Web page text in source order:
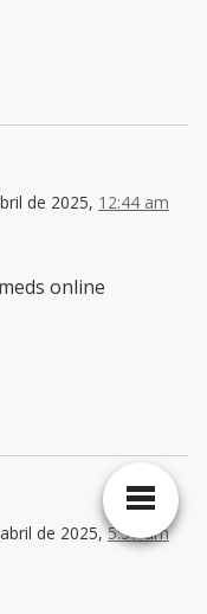
de 2025, 12:44 am
online
de 2025,5:57 am